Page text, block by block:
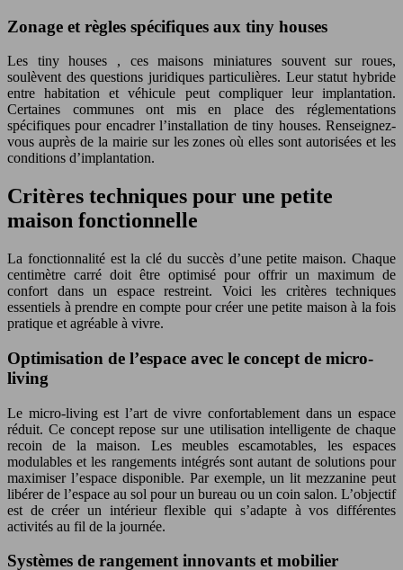
Zonage et règles spécifiques aux tiny houses
Les tiny houses , ces maisons miniatures souvent sur roues,
soulèvent des questions juridiques particulières. Leur statut hybride
entre habitation et véhicule peut compliquer leur implantation.
Certaines communes ont mis en place des réglementations
spécifiques pour encadrer l’installation de tiny houses. Renseignez-
vous auprès de la mairie sur les zones où elles sont autorisées et les
conditions d’implantation.
Critères techniques pour une petite
maison fonctionnelle
La fonctionnalité est la clé du succès d’une petite maison. Chaque
centimètre carré doit être optimisé pour offrir un maximum de
confort dans un espace restreint. Voici les critères techniques
essentiels à prendre en compte pour créer une petite maison à la fois
pratique et agréable à vivre.
Optimisation de l’espace avec le concept de micro-
living
Le micro-living est l’art de vivre confortablement dans un espace
réduit. Ce concept repose sur une utilisation intelligente de chaque
recoin de la maison. Les meubles escamotables, les espaces
modulables et les rangements intégrés sont autant de solutions pour
maximiser l’espace disponible. Par exemple, un lit mezzanine peut
libérer de l’espace au sol pour un bureau ou un coin salon. L’objectif
est de créer un intérieur flexible qui s’adapte à vos différentes
activités au fil de la journée.
Systèmes de rangement innovants et mobilier